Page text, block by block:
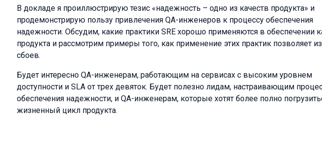
В докладе я проиллюстрирую тезис «надежность – одно из качеств продукта» и
продемонстрирую пользу привлечения QA-инженеров к процессу обеспечения
надежности. Обсудим, какие практики SRE хорошо применяются в обеспечении
продукта и рассмотрим примеры того, как применение этих практик позволяет
сбоев.
Будет интересно QA-инженерам, работающим на сервисах с высоким уровнем
доступности и SLA от трех девяток. Будет полезно лидам, настраивающим
обеспечения надежности, и QA-инженерам, которые хотят более полно
жизненный цикл продукта.